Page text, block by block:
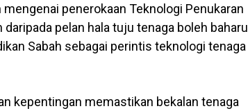
penerokaan Teknologi Penukaran
pelan hala tuju tenaga boleh baharu
Sabah sebagai perintis teknologi tenaga
kepentingan memastikan bekalan tenaga